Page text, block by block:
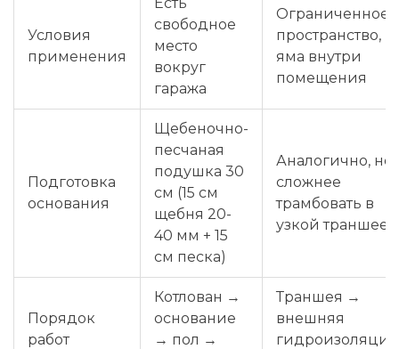
Условия
применения
свободное
место
вокруг
гаража
Ограниченное
пространство,
яма внутри
помещения
Подготовка
основания
Щебеночно-
песчаная
подушка 30
см (15 см
щебня 20-
40 мм + 15
см песка)
Аналогично, но
сложнее
трамбовать в
узкой траншее
Порядок
работ
Котлован →
основание
→ пол →
Траншея →
внешняя
гидроизоляция